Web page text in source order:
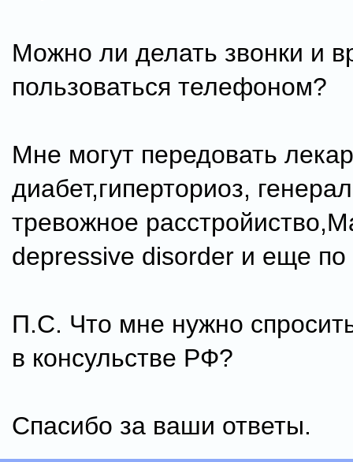
Можно ли делать звонки и
пользоваться телефоном?
Мне могут передовать
диабет,гиперториоз,
тревожное
depressive disorder и еще
П.С. Что мне нужно
в консульстве РФ?
Спасибо за ваши ответы.